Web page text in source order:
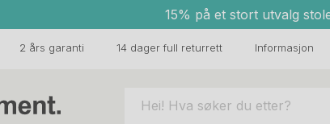
15% på et stort utvalg
2 års garanti 14 dager full returrett Informasjon